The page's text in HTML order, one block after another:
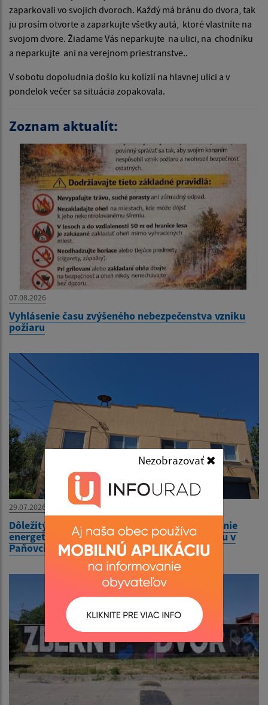
Nezobrazovať
zaparkovali vo svojich dvoroch. Každý má bránu do dvora, tak
ju prosím otvorte a zaparkujte všetky autá, ktoré vlastníte na
svojom dvore. Žiadame Vás neparkujte na ulici, na chodníku
a neparkujte ani na verejnom priestranstve..
V sobotu dopoludnia došlo ku kolízií na hlavnej ulici a v
pondelok večer sa situácia zopakovala.
Zoznam aktualít:
07.08.2026
Vyhlásenie času zvýšeného nebezpečenstva vzniku
požiaru
29.07.2026
Dôležitý oznam - Stavebné úpravy na zvyšovanie
energetickej účinnosti budovy obecného úradu v
Paňovciach